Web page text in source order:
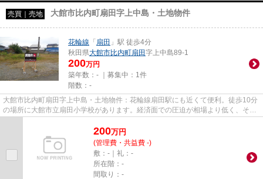
売買｜売地 大館市比内町扇田字上中島・土地物件
花輪線 「 扇田 」駅 徒歩4分
秋田県大館市比内町扇田字上中島89-1
200万円
築年数：- ｜募集中： 1件
階数：-
大館市比内町扇田字上中島・土地物件：花輪線扇田駅にも近くて便利。徒歩10分
の場所に大館市立扇田小学校があります。経済面での圧迫が相場より低く、その
200万円
(管理費・共益費 -)
敷：-｜礼：-
所在階：-
間取り：-